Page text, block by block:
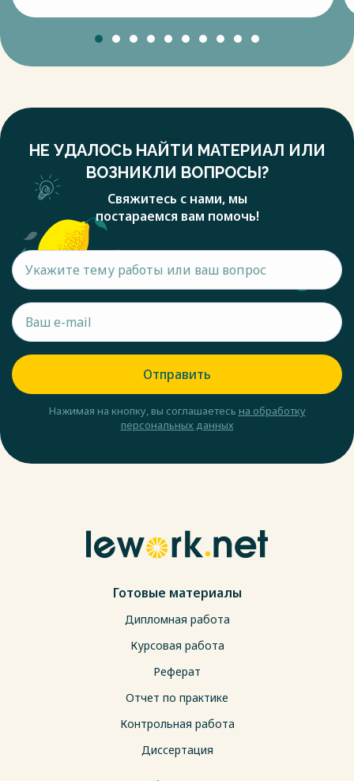
НЕ УДАЛОСЬ НАЙТИ МАТЕРИАЛ ИЛИ
ВОЗНИКЛИ ВОПРОСЫ?
Свяжитесь с нами, мы
постараемся вам помочь!
Отправить
Нажимая на кнопку, вы соглашаетесь на обработку
персональных данных
Готовые материалы
Дипломная работа
Курсовая работа
Реферат
Отчет по практике
Контрольная работа
Диссертация